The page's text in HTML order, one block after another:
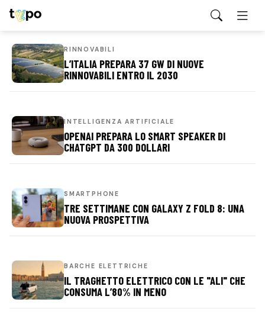
RINNOVABILI
L’ITALIA PREPARA 37 GW DI NUOVE
RINNOVABILI ENTRO IL 2030
INTELLIGENZA ARTIFICIALE
OPENAI PREPARA LO SMART SPEAKER DI
CHATGPT DA 300 DOLLARI
SMARTPHONE
TRE SETTIMANE CON GALAXY Z FOLD 8: UNA
NUOVA PROSPETTIVA
BARCHE ELETTRICHE
IL TRAGHETTO ELETTRICO CON LE "ALI" CHE
CONSUMA L’80% IN MENO